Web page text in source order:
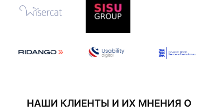
НАШИ КЛИЕНТЫ И ИХ МНЕНИЯ О